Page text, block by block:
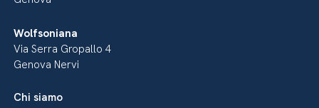
Wolfsoniana
Via Serra Gropallo 4
Genova Nervi
Chi siamo